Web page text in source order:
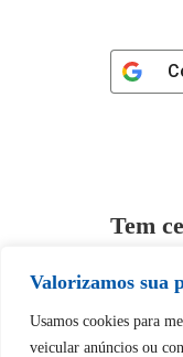
Valorizamos sua
Usamos cookies para
veicular anúncios ou
Tem